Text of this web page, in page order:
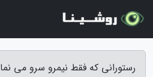
رستورانی که فقط نیمرو سرو می